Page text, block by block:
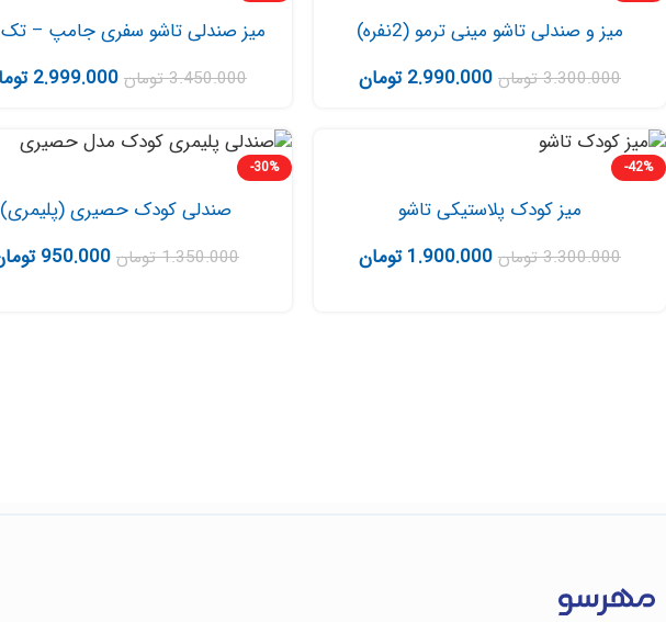
میز و صندلی تاشو مینی ترمو (2نفره)
3.300.000 تومان 2.990.000 تومان
میز صندلی تاشو سفری جامپ – تک
3.450.000 تومان 2.999.000
-42%
میز کودک پلاستیکی تاشو
3.300.000 تومان 1.900.000 تومان
-30%
صندلی کودک حصیری (پلیمری)
1.350.000 تومان 950.000